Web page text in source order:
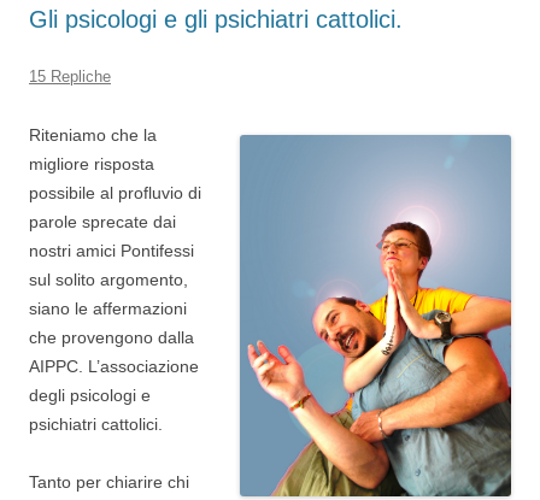
Gli psicologi e gli psichiatri cattolici.
15 Repliche
Riteniamo che la
migliore risposta
possibile al profluvio di
parole sprecate dai
nostri amici Pontifessi
sul solito argomento,
siano le affermazioni
che provengono dalla
AIPPC. L’associazione
degli psicologi e
psichiatri cattolici.
Tanto per chiarire chi